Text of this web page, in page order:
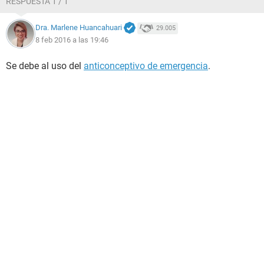
Dra. Marlene Huancahuari 29.005
8 feb 2016 a las 19:46
Se debe al uso del anticonceptivo de emergencia.